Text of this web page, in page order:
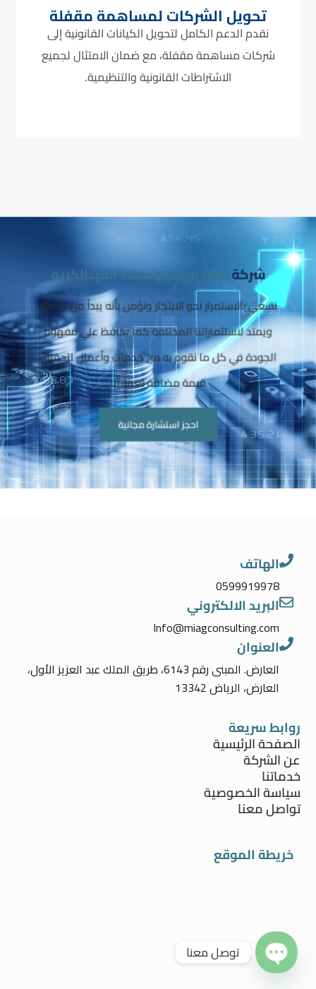
تحويل الشركات لمساهمة مقفلة
نقدم الدعم الكامل لتحويل الكيانات القانونية إلى
شركات مساهمة مقفلة، مع ضمان الامتثال لجميع
الاشتراطات القانونية والتنظيمية.
شركة معتز إبراهيم محمد العبدالكريم
نسعي بالاستمرار نحو الابتكار ونؤمن بأنه يبدأ من الداخل
ويمتد لاستثماراتنا المختلفة كما نحافظ علي مفهوم
الجودة في كل ما نقوم به من خدمات وأعمال لتحقيق
قيمة مضافة لعملائنا
احجز استشارة مجانية
الهاتف
0599919978
البريد الالكتروني
Info@miagconsulting.com
العنوان
العارض. المبنى رقم 6143، طريق الملك عبد العزيز الأول،
العارض، الرياض 13342
روابط سريعة
الصفحة الرئيسية
عن الشركة
خدماتنا
سياسة الخصوصية
تواصل معنا
خريطة الموقع
توصل معنا
Open chaty